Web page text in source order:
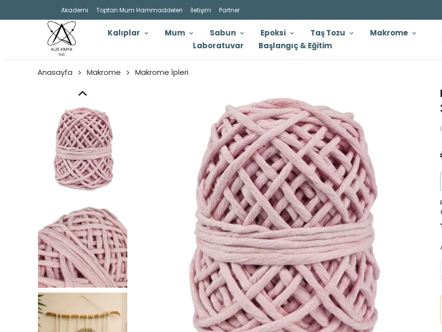
Akademi Toptan Mum Hammaddeleri İletişim Partner
Kalıplar Mum Sabun Epoksi Taş Tozu
Makrome
Laboratuvar
Başlangıç & Eğitim
Anasayfa Makrome Makrome İpleri